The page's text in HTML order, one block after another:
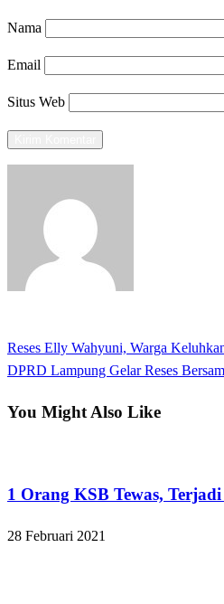
Nama
Email
Situs Web
Navigasi
Previous
Post
Reses Elly Wahyuni, Warga
Next
DPRD Lampung Gelar Reses
You Might Also Like
1 Orang KSB Tewas,
28 Februari 2021